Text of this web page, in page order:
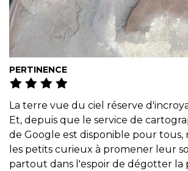
PERTINENCE
La terre vue du ciel réserve
Et, depuis que le service de
de Google est disponible pour
les petits curieux à promener leur
partout dans l'espoir de dégotter la